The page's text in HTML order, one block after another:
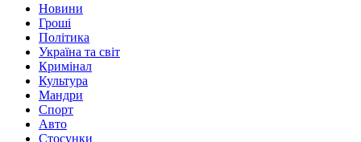
Новини
Гроші
Політика
Україна та світ
Кримінал
Культура
Мандри
Спорт
Авто
Стосунки